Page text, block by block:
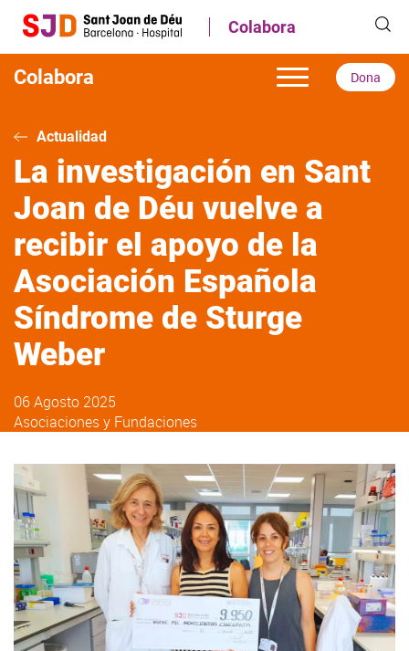
Pasar
contenido
principal
Colabora
Colabora Dona
Actualidad
La investigación en Sant
Joan de Déu vuelve a
recibir el apoyo de la
Asociación Española
Síndrome de Sturge
Weber
06 Agosto 2025
Asociaciones y Fundaciones